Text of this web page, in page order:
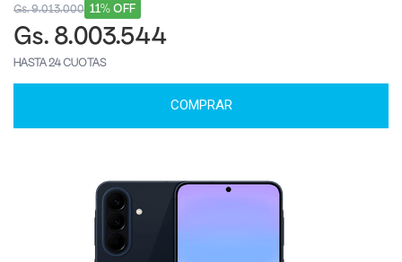
11% OFF
Gs. 9.013.000
Gs. 8.003.544
HASTA 24 CUOTAS
COMPRAR